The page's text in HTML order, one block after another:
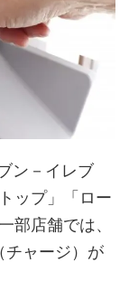
ン－イレブ
ップ」「ロー
部店舗では、
チャージ）が